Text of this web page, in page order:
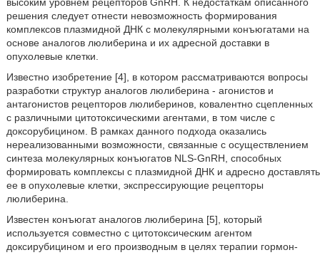
решения следует отнести невозможность формирования
комплексов плазмидной ДНК с молекулярными конъюгатами на
основе аналогов люлиберина и их адресной доставки в
опухолевые клетки.
Известно изобретение [4], в котором рассматриваются вопросы
разработки структур аналогов люлиберина - агонистов и
антагонистов рецепторов люлиберинов, ковалентно сцепленных
с различными цитотоксическими агентами, в том числе с
доксорубицином. В рамках данного подхода оказались
нереализованными возможности, связанные с осуществлением
синтеза молекулярных конъюгатов NLS-GnRH, способных
формировать комплексы с плазмидной ДНК и адресно доставлять
ее в опухолевые клетки, экспрессирующие рецепторы
люлиберина.
Известен конъюгат аналогов люлиберина [5], который
используется совместно с цитотоксическим агентом
доксирубицином и его производным в целях терапии гормон-